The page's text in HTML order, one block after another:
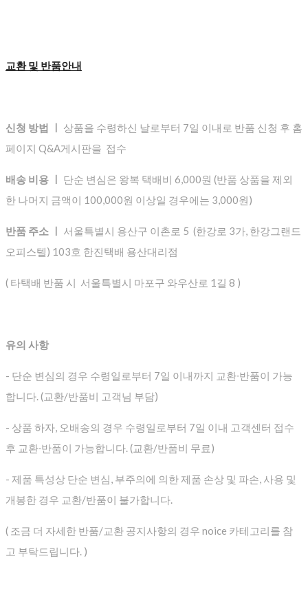
교환 및 반품안내
신청 방법 ㅣ 상품을 수령하신 날로부터 7일 이내로 반품 신청 후 홈
페이지 Q&A게시판을 접수
배송 비용 ㅣ
단순 변심은 왕복 택배비 6,000원 (반품 상품을 제외
한 나머지 금액이 100,000원 이상일 경우에는 3,000원)
반품 주소 ㅣ 서울특별시 용산구 이촌로 5 (한강로 3가, 한강그랜드
오피스텔) 103호 한진택배 용산대리점
( 타택배 반품 시 서울특별시 마포구 와우산로 1길 8 )
유의 사항
- 단순 변심의 경우 수령일로부터 7일 이내까지 교환∙반품이 가능
합니다. (교환/반품비 고객님 부담)
- 상품 하자, 오배송의 경우 수령일로부터 7일 이내 고객센터 접수
후 교환∙반품이 가능합니다. (교환/반품비 무료)
- 제품 특성상 단순 변심, 부주의에 의한 제품 손상 및 파손, 사용 및
개봉한 경우 교환/반품이 불가합니다.
( 조금 더 자세한 반품/교환 공지사항의 경우 noice 카테고리를 참
고 부탁드립니다. )